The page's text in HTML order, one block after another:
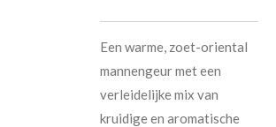
Een warme, zoet-oriental
mannengeur met een
verleidelijke mix van
kruidige en aromatische